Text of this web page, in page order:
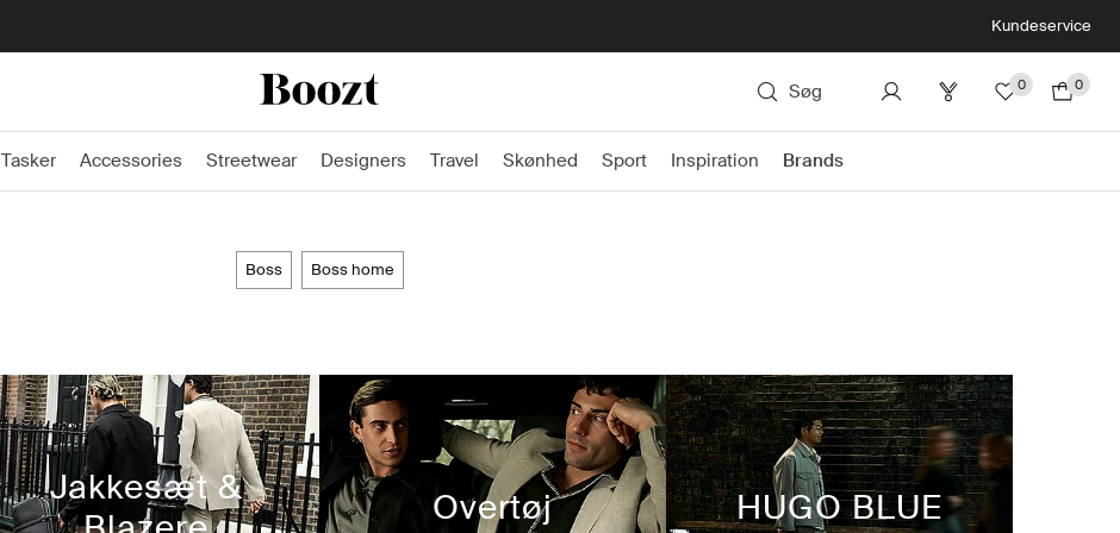
Kundeservice
Søg 0 0
Tasker Accessories Streetwear Designers Travel Skønhed Sport Inspiration Brands
boss boss home
Jakkesæt &
Overtøj HUGO BLUE